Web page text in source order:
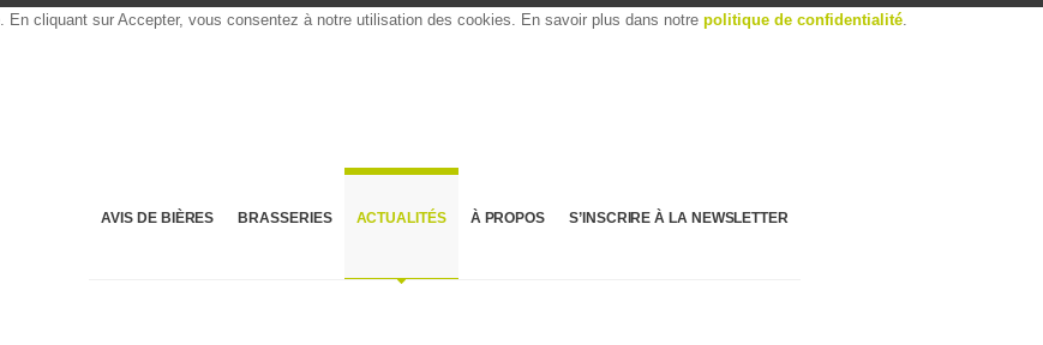
cliquant sur Accepter, vous consentez à notre utilisation des cookies. En savoir plus dans notre politique de confidentialité.
AVIS DE BIÈRES BRASSERIES ACTUALITÉS À PROPOS S’INSCRIRE À LA NEWSLETTER